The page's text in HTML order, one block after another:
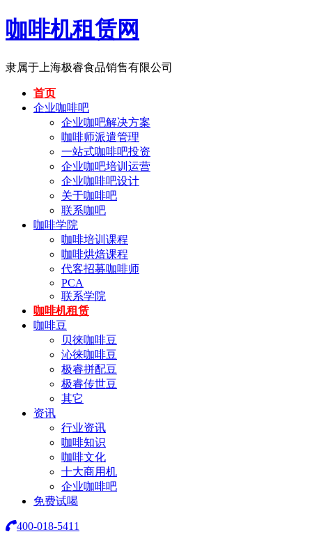
咖啡机租赁网
隶属于上海极睿食品销售有限公司
首页
企业咖啡吧
企业咖吧解决方案
咖啡师派遣管理
一站式咖啡吧投资
企业咖吧培训运营
企业咖啡吧设计
关于咖啡吧
联系咖吧
咖啡学院
咖啡培训课程
咖啡烘焙课程
代客招募咖啡师
PCA
联系学院
咖啡机租赁
咖啡豆
贝徕咖啡豆
沁徕咖啡豆
极睿拼配豆
极睿传世豆
其它
资讯
行业资讯
咖啡知识
咖啡文化
十大商用机
企业咖啡吧
免费试喝
400-018-5411